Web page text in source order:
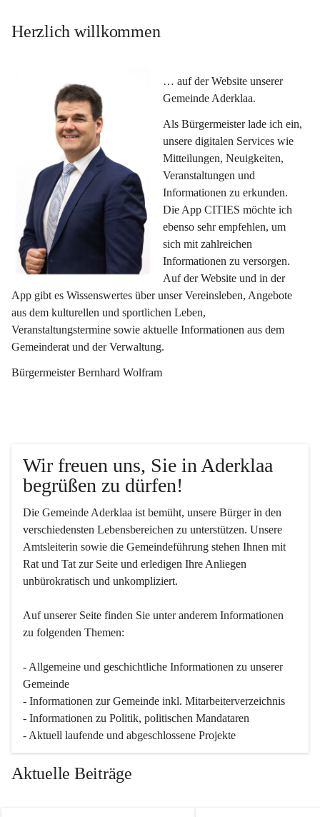
Herzlich willkommen
… auf der Website unserer
Gemeinde Aderklaa.
Als Bürgermeister lade ich ein,
unsere digitalen Services wie
Mitteilungen, Neuigkeiten,
Veranstaltungen und
Informationen zu erkunden.
Die App CITIES möchte ich
ebenso sehr empfehlen, um
sich mit zahlreichen
Informationen zu versorgen.
Auf der Website und in der
App gibt es Wissenswertes über unser Vereinsleben, Angebote
aus dem kulturellen und sportlichen Leben,
Veranstaltungstermine sowie aktuelle Informationen aus dem
Gemeinderat und der Verwaltung.
Bürgermeister Bernhard Wolfram
Wir freuen uns, Sie in Aderklaa
begrüßen zu dürfen!
Die Gemeinde Aderklaa ist bemüht, unsere Bürger in den
verschiedensten Lebensbereichen zu unterstützen. Unsere
Amtsleiterin sowie die Gemeindeführung stehen Ihnen mit
Rat und Tat zur Seite und erledigen Ihre Anliegen
unbürokratisch und unkompliziert.
Auf unserer Seite finden Sie un­ter an­de­rem Informationen
zu folgenden Themen:
- Allgemeine und geschichtliche Informationen zu unserer
Gemeinde
- Informationen zur Gemeinde inkl. Mitarbeiterverzeichnis
- Informationen zu Politik, politischen Mandataren
- Aktuell laufende und abgeschlossene Projekte
Aktuelle Beiträge